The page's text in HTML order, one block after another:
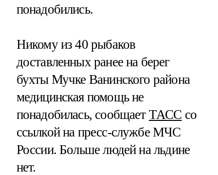
понадобились.
Никому из 40 рыбаков
доставленных ранее на берег
бухты Мучке Ванинского района
медицинская помощь не
понадобилась, сообщает ТАСС со
ссылкой на пресс-службе МЧС
России. Больше людей на льдине
нет.